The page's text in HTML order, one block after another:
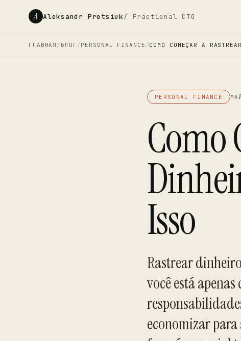
A Aleksandr Protsiuk/ Fractional CTO
ГЛАВНАЯ / БЛОГ /PERSONAL FINANCE /COMO COMEÇAR A
PERSONAL FINANCE
Como
Isso
Rastrear
você está
economizar